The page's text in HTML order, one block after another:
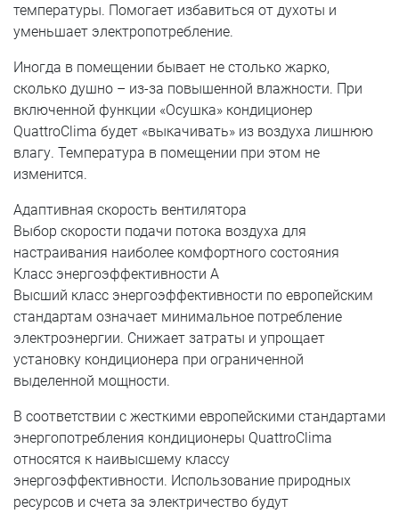
температуры. Помогает избавиться от духоты и
уменьшает электропотребление.
Иногда в помещении бывает не столько жарко,
сколько душно – из-за повышенной влажности. При
включенной функции «Осушка» кондиционер
QuattroClima будет «выкачивать» из воздуха лишнюю
влагу. Температура в помещении при этом не
изменится.
Адаптивная скорость вентилятора
Выбор скорости подачи потока воздуха для
настраивания наиболее комфортного состояния
Класс энергоэффективности А
Высший класс энергоэффективности по европейским
стандартам означает минимальное потребление
электроэнергии. Снижает затраты и упрощает
установку кондиционера при ограниченной
выделенной мощности.
В соответствии с жесткими европейскими стандартами
энергопотребления кондиционеры QuattroClima
относятся к наивысшему классу
энергоэффективности. Использование природных
ресурсов и счета за электричество будут